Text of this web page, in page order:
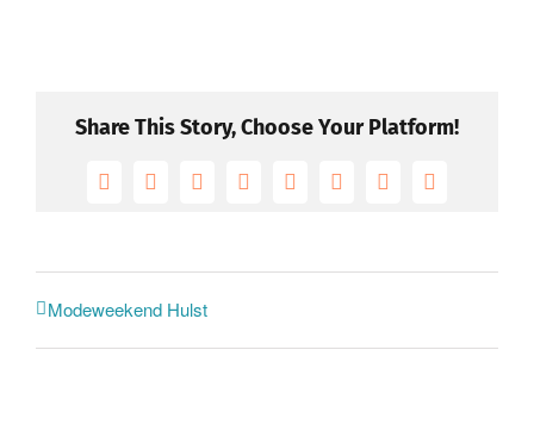
Share This Story, Choose Your Platform!
Facebook
X RedditLinkedInTumblrPinterest
Vk
E-
Modeweekend Hulst